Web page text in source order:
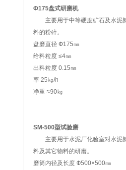
Ф175盘式研磨机
主要用于中等硬度矿石及水泥
料的粉碎。
盘磨直径 Ф175㎜
给料粒度 ≤4㎜
出料粒度 0.15㎜
率 25㎏/h
净重 ≈90㎏
SM-500型试验磨
主要用于水泥厂化验室对水泥
料及其它物料的研磨。
磨筒内径及长度 Ф500×500㎜